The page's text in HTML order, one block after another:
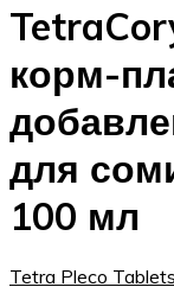
корм-
для
100 мл
Tetra Pleco